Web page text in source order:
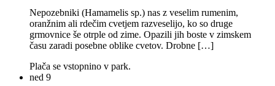
Nepozebniki (Hamamelis sp.) nas z veselim rumenim,
oranžnim ali rdečim cvetjem razveselijo, ko so druge
grmovnice še otrple od zime. Opazili jih boste v zimskem
času zaradi posebne oblike cvetov. Drobne […]
Plača se vstopnino v park.
ned 9